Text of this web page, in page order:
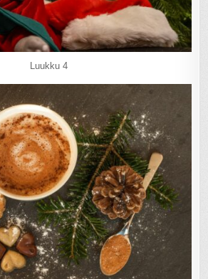
Luukku 4